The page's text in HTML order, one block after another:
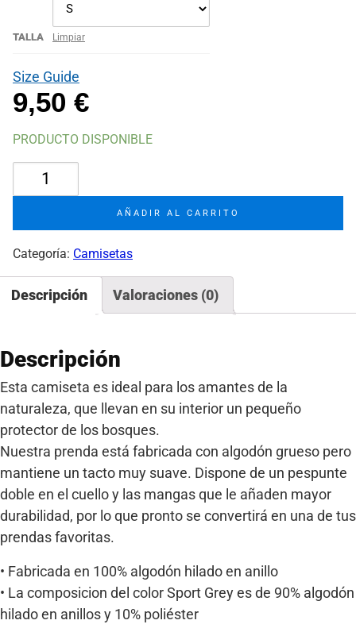
TALLA Limpiar
Size Guide
9,50 €
PRODUCTO DISPONIBLE
Camiseta
piedra
cantidad
AÑADIR AL CARRITO
Categoría: Camisetas
Descripción Valoraciones (0)
Descripción
Esta camiseta es ideal para los amantes de la
naturaleza, que llevan en su interior un pequeño
protector de los bosques.
Nuestra prenda está fabricada con algodón grueso pero
mantiene un tacto muy suave. Dispone de un pespunte
doble en el cuello y las mangas que le añaden mayor
durabilidad, por lo que pronto se convertirá en una de tus
prendas favoritas.
• Fabricada en 100% algodón hilado en anillo
• La composicion del color Sport Grey es de 90% algodón
hilado en anillos y 10% poliéster